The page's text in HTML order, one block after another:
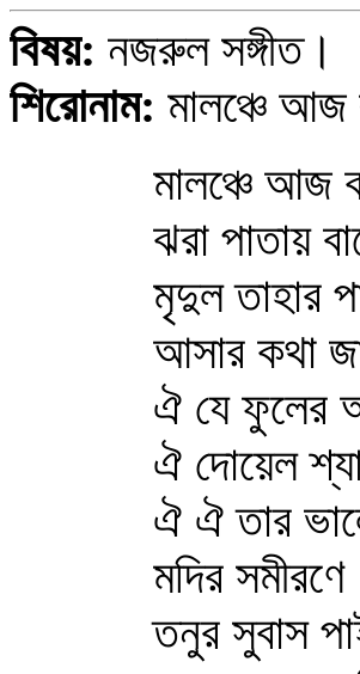
বিষয়: নজরুল সঙ্গীত।
শিরোনাম: মালঞ্চে আজ
মালঞ্চে আজ
ঝরা পাতায়
মৃদুল তাহার
আসার কথা
ঐ যে ফুলের
ঐ দোয়েল
ঐ ঐ তার
মদির সমীরণে
তনুর সুবাস